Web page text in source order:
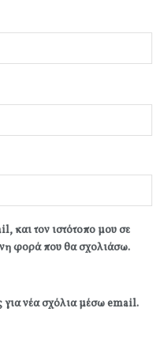
και τον ιστότοπο μου σε
φορά που θα σχολιάσω.
για νέα σχόλια μέσω email.